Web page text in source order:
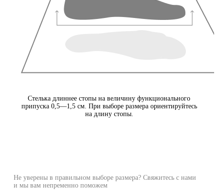
Стелька длиннее стопы на величину функционального
припуска 0,5—1,5 см. При выборе размера ориентируйтесь
на длину стопы.
Не уверены в правильном выборе размера? Свяжитесь с нами
и мы вам непременно поможем